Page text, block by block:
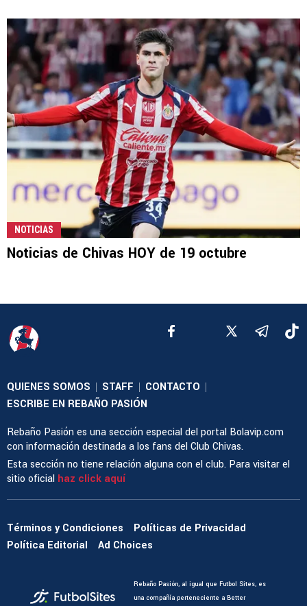
NOTICIAS
Noticias de Chivas HOY de 19 octubre
QUIENES SOMOS | STAFF | CONTACTO |
ESCRIBE EN REBAÑO PASIÓN
Rebaño Pasión es una sección especial del portal Bolavip.com
con información destinada a los fans del Club Chivas.
Esta sección no tiene relación alguna con el club. Para visitar el
sitio oficial haz click aquí
Términos y Condiciones
Políticas de Privacidad
Política Editorial
Ad Choices
Rebaño Pasión, al igual que Futbol Sites, es
una compañía perteneciente a Better